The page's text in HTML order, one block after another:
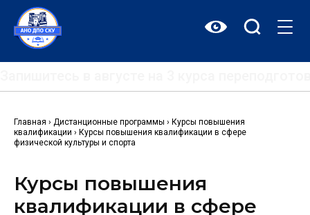
Перейти
содержимому
Главная › Дистанционные программы › Курсы повышения
квалификации › Курсы повышения квалификации в сфере
физической культуры и спорта
Курсы повышения
квалификации в сфере